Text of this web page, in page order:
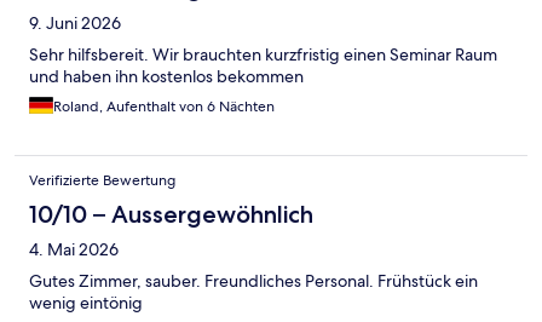
9. Juni 2026
Sehr hilfsbereit. Wir brauchten kurzfristig einen Seminar Raum
und haben ihn kostenlos bekommen
Roland, Aufenthalt von 6 Nächten
Verifizierte Bewertung
10/10 – Aussergewöhnlich
4. Mai 2026
Gutes Zimmer, sauber. Freundliches Personal. Frühstück ein
wenig eintönig